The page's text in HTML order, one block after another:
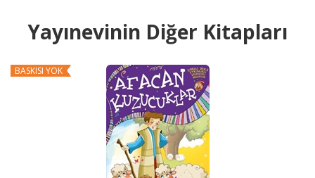
Yayınevinin Diğer Kitapları